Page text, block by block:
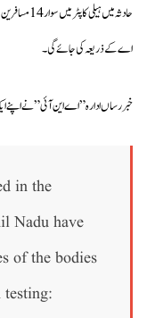
اے کے ذریعہ کی جائے گی۔
خبررساں ادارہ ” اے این آئی ” نے
in the
Nadu have
of the bodies